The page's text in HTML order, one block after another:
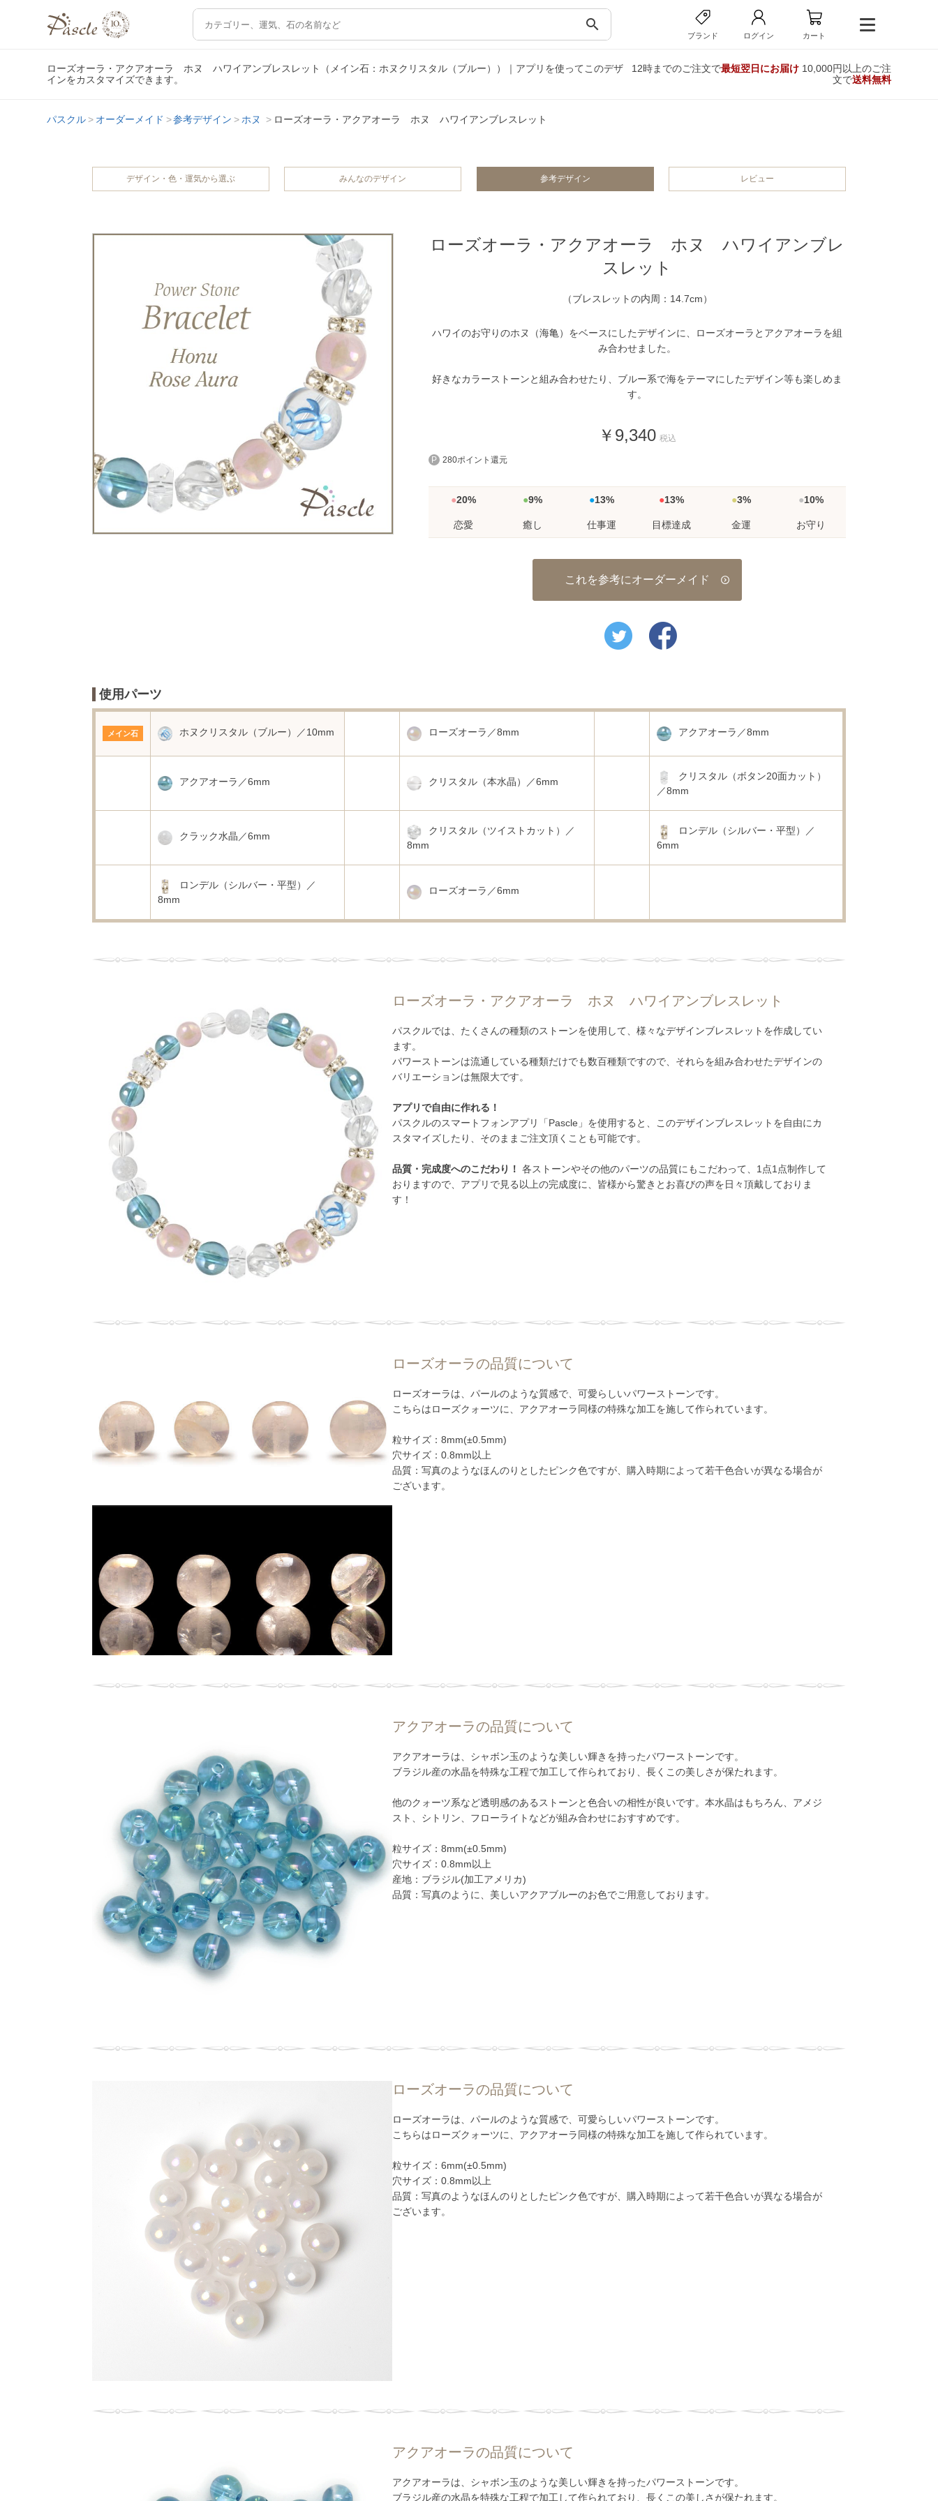
search
ブランド ログイン カート
ローズオーラ・アクアオーラ ホヌ ハワイアンブレスレット（メイン石：ホヌクリスタル（ブルー））｜アプリを使ってこのデザ
インをカスタマイズできます。
12時までのご注文で最短翌日にお届け10,000円以上のご注
文で送料無料
パスクル オーダーメイド 参考デザイン ホヌ ローズオーラ・アクアオーラ ホヌ ハワイアンブレスレット
デザイン・色・運気から選ぶ みんなのデザイン 参考デザイン レビュー
ローズオーラ・アクアオーラ ホヌ ハワイアンブレ
スレット
（ブレスレットの内周：14.7cm）
ハワイのお守りのホヌ（海亀）をベースにしたデザインに、ローズオーラとアクアオーラを組
み合わせました。
好きなカラーストーンと組み合わせたり、ブルー系で海をテーマにしたデザイン等も楽しめま
す。
￥9,340 税込
280ポイント還元
20% 9% 13% 13% 3% 10%
恋愛 癒し 仕事運 目標達成 金運 お守り
これを参考にオーダーメイド
使用パーツ
メイン石 ホヌクリスタル（ブルー）／10mm ローズオーラ／8mm アクアオーラ／8mm
アクアオーラ／6mm クリスタル（本水晶）／6mm
クリスタル（ボタン20面カット）
／8mm
クラック水晶／6mm
クリスタル（ツイストカット）／
8mm
ロンデル（シルバー・平型）／
6mm
ロンデル（シルバー・平型）／
8mm
ローズオーラ／6mm
ローズオーラ・アクアオーラ ホヌ ハワイアンブレスレット
パスクルでは、たくさんの種類のストーンを使用して、様々なデザインブレスレットを作成してい
ます。
パワーストーンは流通している種類だけでも数百種類ですので、それらを組み合わせたデザインの
バリエーションは無限大です。
アプリで自由に作れる！
パスクルのスマートフォンアプリ「Pascle」を使用すると、このデザインブレスレットを自由にカ
スタマイズしたり、そのままご注文頂くことも可能です。
品質・完成度へのこだわり！ 各ストーンやその他のパーツの品質にもこだわって、1点1点制作して
おりますので、アプリで見る以上の完成度に、皆様から驚きとお喜びの声を日々頂戴しておりま
す！
ローズオーラの品質について
ローズオーラは、パールのような質感で、可愛らしいパワーストーンです。
こちらはローズクォーツに、アクアオーラ同様の特殊な加工を施して作られています。
粒サイズ：8mm(±0.5mm)
穴サイズ：0.8mm以上
品質：写真のようなほんのりとしたピンク色ですが、購入時期によって若干色合いが異なる場合が
ございます。
アクアオーラの品質について
アクアオーラは、シャボン玉のような美しい輝きを持ったパワーストーンです。
ブラジル産の水晶を特殊な工程で加工して作られており、長くこの美しさが保たれます。
他のクォーツ系など透明感のあるストーンと色合いの相性が良いです。本水晶はもちろん、アメジ
スト、シトリン、フローライトなどが組み合わせにおすすめです。
粒サイズ：8mm(±0.5mm)
穴サイズ：0.8mm以上
産地：ブラジル(加工アメリカ)
品質：写真のように、美しいアクアブルーのお色でご用意しております。
ローズオーラの品質について
ローズオーラは、パールのような質感で、可愛らしいパワーストーンです。
こちらはローズクォーツに、アクアオーラ同様の特殊な加工を施して作られています。
粒サイズ：6mm(±0.5mm)
穴サイズ：0.8mm以上
品質：写真のようなほんのりとしたピンク色ですが、購入時期によって若干色合いが異なる場合が
ございます。
アクアオーラの品質について
アクアオーラは、シャボン玉のような美しい輝きを持ったパワーストーンです。
ブラジル産の水晶を特殊な工程で加工して作られており、長くこの美しさが保たれます。